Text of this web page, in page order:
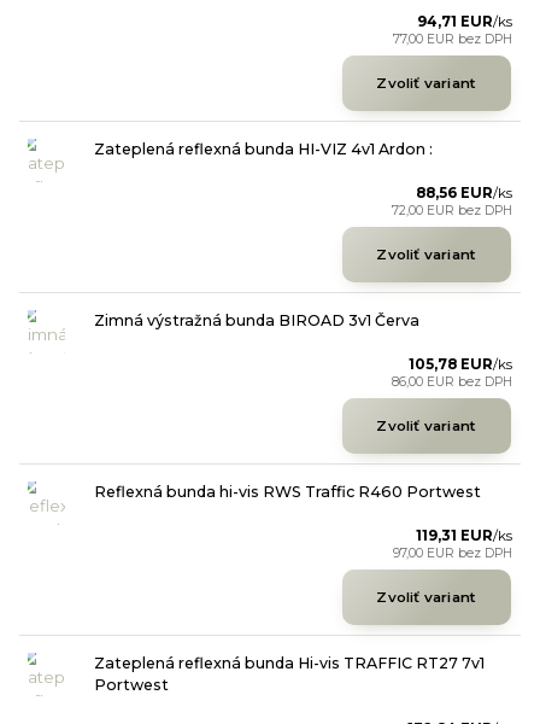
94,71 EUR/ks
77,00 EUR bez DPH
Zvoliť variant
Zateplená reflexná bunda HI-VIZ 4v1 Ardon :
88,56 EUR/ks
72,00 EUR bez DPH
Zvoliť variant
Zimná výstražná bunda BIROAD 3v1 Červa
105,78 EUR/ks
86,00 EUR bez DPH
Zvoliť variant
Reflexná bunda hi-vis RWS Traffic R460 Portwest
119,31 EUR/ks
97,00 EUR bez DPH
Zvoliť variant
Zateplená reflexná bunda Hi-vis TRAFFIC RT27 7v1
Portwest